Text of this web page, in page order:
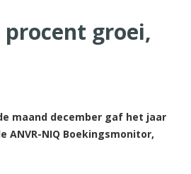
groei,
maand december gaf het jaar
NIQ Boekingsmonitor,